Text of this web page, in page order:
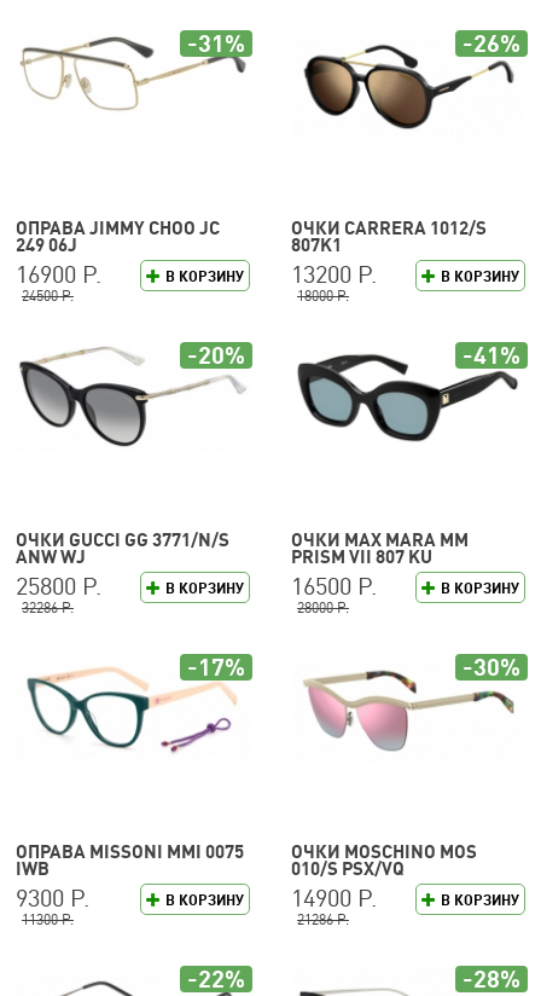
ОПРАВА JIMMY CHOO JC
249 06J
В КОРЗИНУ
16900 Р.
24500 Р.
-31%
ОЧКИ CARRERA 1012/S
807K1
В КОРЗИНУ
13200 Р.
18000 Р.
-26%
ОЧКИ GUCCI GG 3771/N/S
ANW WJ
В КОРЗИНУ
25800 Р.
32286 Р.
-20%
ОЧКИ MAX MARA MM
PRISM VII 807 KU
В КОРЗИНУ
16500 Р.
28000 Р.
-41%
ОПРАВА MISSONI MMI 0075
IWB
В КОРЗИНУ
9300 Р.
11300 Р.
-17%
ОЧКИ MOSCHINO MOS
010/S PSX/VQ
В КОРЗИНУ
14900 Р.
21286 Р.
-30%
-22% -28%